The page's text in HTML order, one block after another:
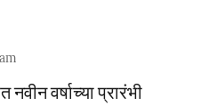
नवीन वर्षाच्या प्रारंभी